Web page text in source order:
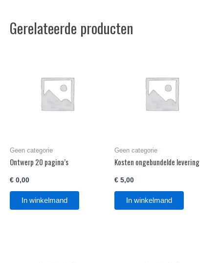
Gerelateerde producten
Geen categorie
Ontwerp 20 pagina’s
€ 0,00
In winkelmand
Geen categorie
Kosten ongebundelde levering
€ 5,00
In winkelmand